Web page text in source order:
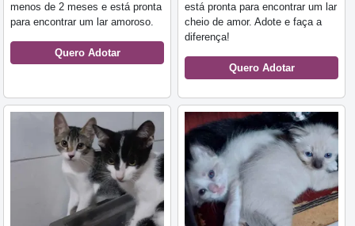
menos de 2 meses e está pronta
para encontrar um lar amoroso.
Quero Adotar
está pronta para encontrar um lar
cheio de amor. Adote e faça a
diferença!
Quero Adotar